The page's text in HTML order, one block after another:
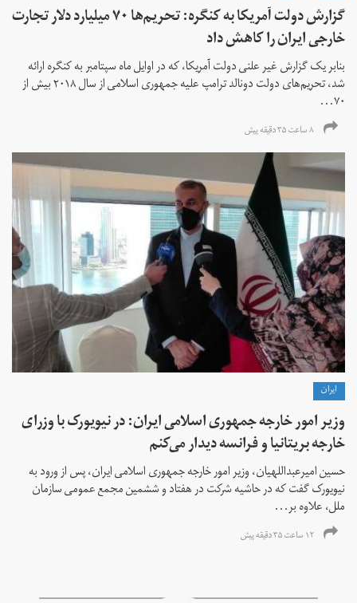
گزارش دولت آمریکا به کنگره: تحریم‌ها ۷۰ میلیارد دلار تجارت
خارجی ایران را کاهش داد
بنابر یک گزارش غیر علنی دولت آمریکا، که در اوایل ماه سپتامبر به کنگره ارائه
شد، تحریم‌های دولت دونالد ترامپ علیه جمهوری اسلامی از سال ۲۰۱۸ بیش از
۷۰...
۸ ساعت ۳۵ دقیقه پیش
ايران
وزیر امور خارجه جمهوری اسلامی ایران: در نیویورک با وزرای
خارجه بریتانیا و فرانسه دیدار می‌کنم
حسین امیرعبداللهیان، وزیر امور خارجه جمهوری اسلامی ایران، پس از ورود به
نیویورک گفت که در حاشیه شرکت در هفتاد و ششمین مجمع عمومی سازمان
ملل، علاوه بر...
۱۲ ساعت ۳۵ دقیقه پیش